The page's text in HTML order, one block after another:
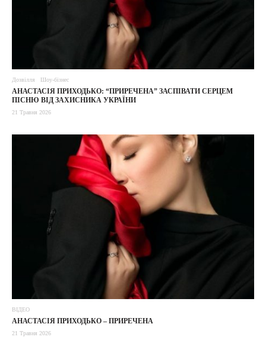
Дозвілля Шоу-бізнес
АНАСТАСІЯ ПРИХОДЬКО: “ПРИРЕЧЕНА” ЗАСПІВАТИ СЕРЦЕМ
ПІСНЮ ВІД ЗАХИСНИКА УКРАЇНИ
21 Травня 2026
ВІДЕО
АНАСТАСІЯ ПРИХОДЬКО – ПРИРЕЧЕНА
21 Травня 2026